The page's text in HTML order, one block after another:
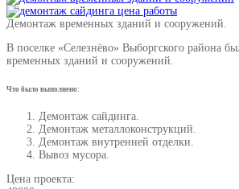
Демонтаж временных зданий и сооружений.
В поселке «Селезнёво» Выборгского района
временных зданий и сооружений.
Что было выполнено:
Демонтаж сайдинга.
Демонтаж металлоконструкций.
Демонтаж внутренней отделки.
Вывоз мусора.
Цена проекта: